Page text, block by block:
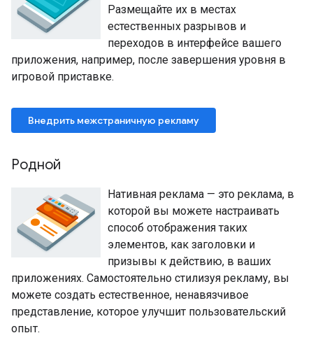
Размещайте их в местах
естественных разрывов и
переходов в интерфейсе вашего
приложения, например, после завершения уровня в
игровой приставке.
Внедрить межстраничную рекламу
Родной
Нативная реклама — это реклама, в
которой вы можете настраивать
способ отображения таких
элементов, как заголовки и
призывы к действию, в ваших
приложениях. Самостоятельно стилизуя рекламу, вы
можете создать естественное, ненавязчивое
представление, которое улучшит пользовательский
опыт.